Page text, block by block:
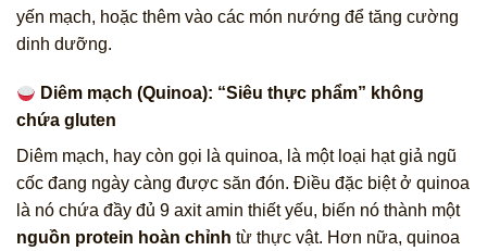
yến mạch, hoặc thêm vào các món nướng để tăng cường
dinh dưỡng.
Diêm mạch (Quinoa): “Siêu thực phẩm” không
chứa gluten
Diêm mạch, hay còn gọi là quinoa, là một loại hạt giả ngũ
cốc đang ngày càng được săn đón. Điều đặc biệt ở quinoa
là nó chứa đầy đủ 9 axit amin thiết yếu, biến nó thành một
nguồn protein hoàn chỉnh từ thực vật. Hơn nữa, quinoa